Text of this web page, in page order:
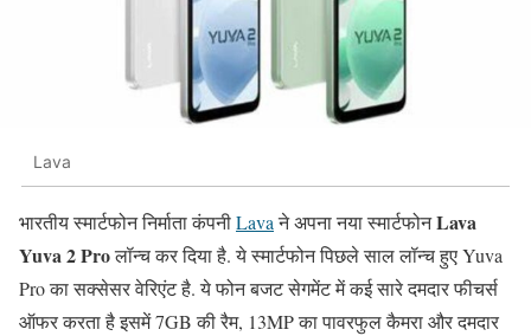
Lava
भारतीय स्मार्टफोन निर्माता कंपनीLavaने अपना नया स्मार्टफोनLava
Yuva 2 Proलॉन्च कर दिया है. ये स्मार्टफोन पिछले साल लॉन्च हुए Yuva
Pro का सक्सेसर वेरिएंट है. ये फोन बजट सेगमेंट में कई सारे दमदार फीचर्स
ऑफर करता है इसमें 7GB की रैम, 13MP का पावरफुल कैमरा और दमदार